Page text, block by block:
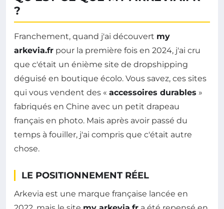
?
Franchement, quand j'ai découvert my
arkevia.fr pour la première fois en 2024, j'ai cru
que c'était un énième site de dropshipping
déguisé en boutique écolo. Vous savez, ces sites
qui vous vendent des « accessoires durables »
fabriqués en Chine avec un petit drapeau
français en photo. Mais après avoir passé du
temps à fouiller, j'ai compris que c'était autre
chose.
LE POSITIONNEMENT RÉEL
Arkevia est une marque française lancée en